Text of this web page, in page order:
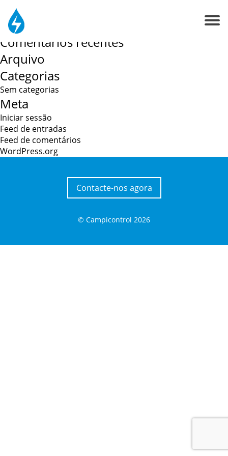
Contactos
Navegação
de
artigos
Venda especializada ao balcão
Pesquisar
por:
Comentários recentes
Arquivo
Categorias
Sem categorias
Meta
Iniciar sessão
Feed de entradas
Feed de comentários
WordPress.org
© Campicontrol 2026
Contacte-nos agora